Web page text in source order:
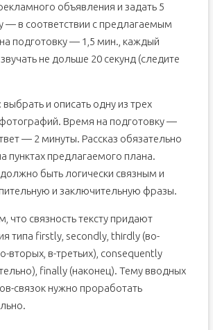
объявления и задать 5
— в соответствии с предлагаемым
подготовку — 1,5 мин., каждый
не дольше 20 секунд (следите
и описать одну из трех
Время на подготовку —
— 2 минуты. Рассказ обязательно
пунктах предлагаемого плана.
быть логически связным и
и заключительную фразы.
что связность тексту придают
типа firstly, secondly, thirdly (во-
вторых, в-третьих), consequently
finally (наконец). Тему вводных
связок нужно проработать